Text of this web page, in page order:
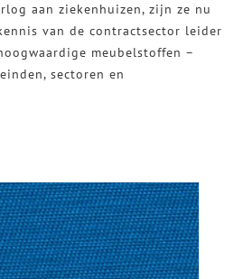
aan ziekenhuizen, zijn ze nu
van de contractsector leider
meubelstoffen –
sectoren en